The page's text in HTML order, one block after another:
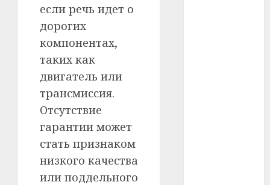
если речь идет о
дорогих
компонентах,
таких как
двигатель или
трансмиссия.
Отсутствие
гарантии может
стать признаком
низкого качества
или поддельного